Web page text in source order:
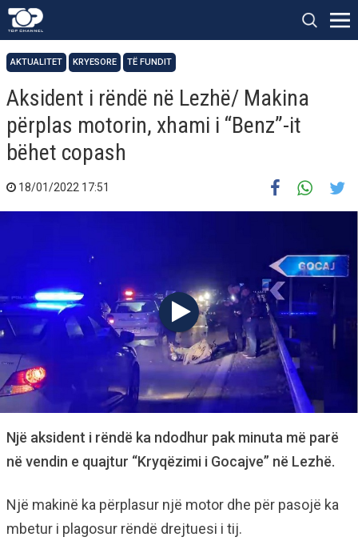
AKTUALITET KRYESORE TË FUNDIT
Aksident i rëndë në Lezhë/ Makina
përplas motorin, xhami i “Benz”-it
bëhet copash
18/01/2022 17:51
Një aksident i rëndë ka ndodhur pak minuta më parë
në vendin e quajtur “Kryqëzimi i Gocajve” në Lezhë.
Një makinë ka përplasur një motor dhe për pasojë ka
mbetur i plagosur rëndë drejtuesi i tij.